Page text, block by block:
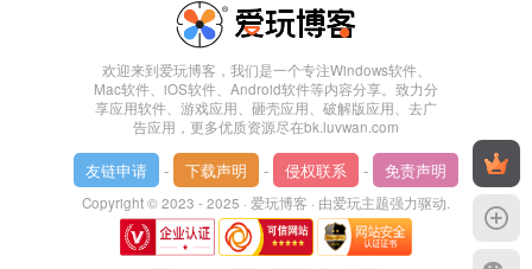
欢迎来到爱玩博客，我们是一个专注Windows软件、
Mac软件、iOS软件、Android软件等内容分享。致力分
享应用软件、游戏应用、砸壳应用、破解版应用、去广
告应用，更多优质资源尽在bk.luvwan.com
友链申请 - 下载声明 - 侵权联系 - 免责声明
Copyright © 2023 - 2025 · 爱玩博客 · 由爱玩主题强力驱动.